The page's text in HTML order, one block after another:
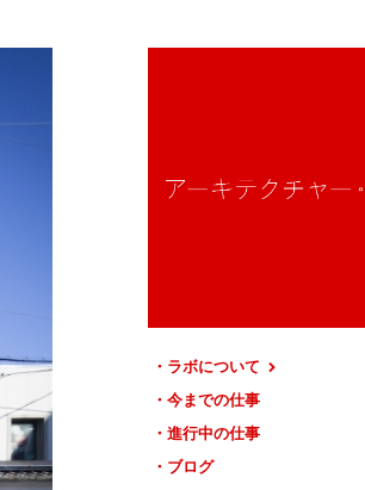
ラボについて
今までの仕事
進行中の仕事
ブログ